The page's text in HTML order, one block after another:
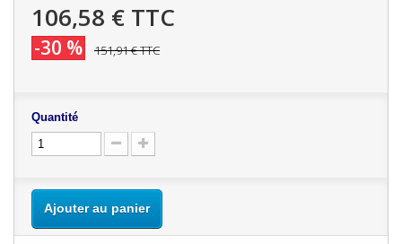
106,58 € TTC
-30 % 151,91 €TTC
Quantité
Ajouter au panier